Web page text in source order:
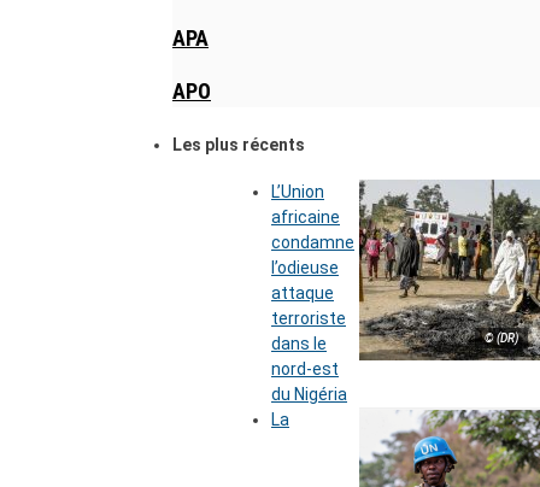
APA
APO
Les plus récents
© (DR)
L’Union
africaine
condamne
l’odieuse
attaque
terroriste
dans le
nord-est
du Nigéria
La